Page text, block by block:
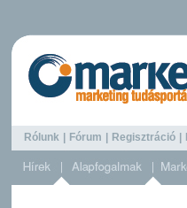
Rólunk Fórum Regisztráció